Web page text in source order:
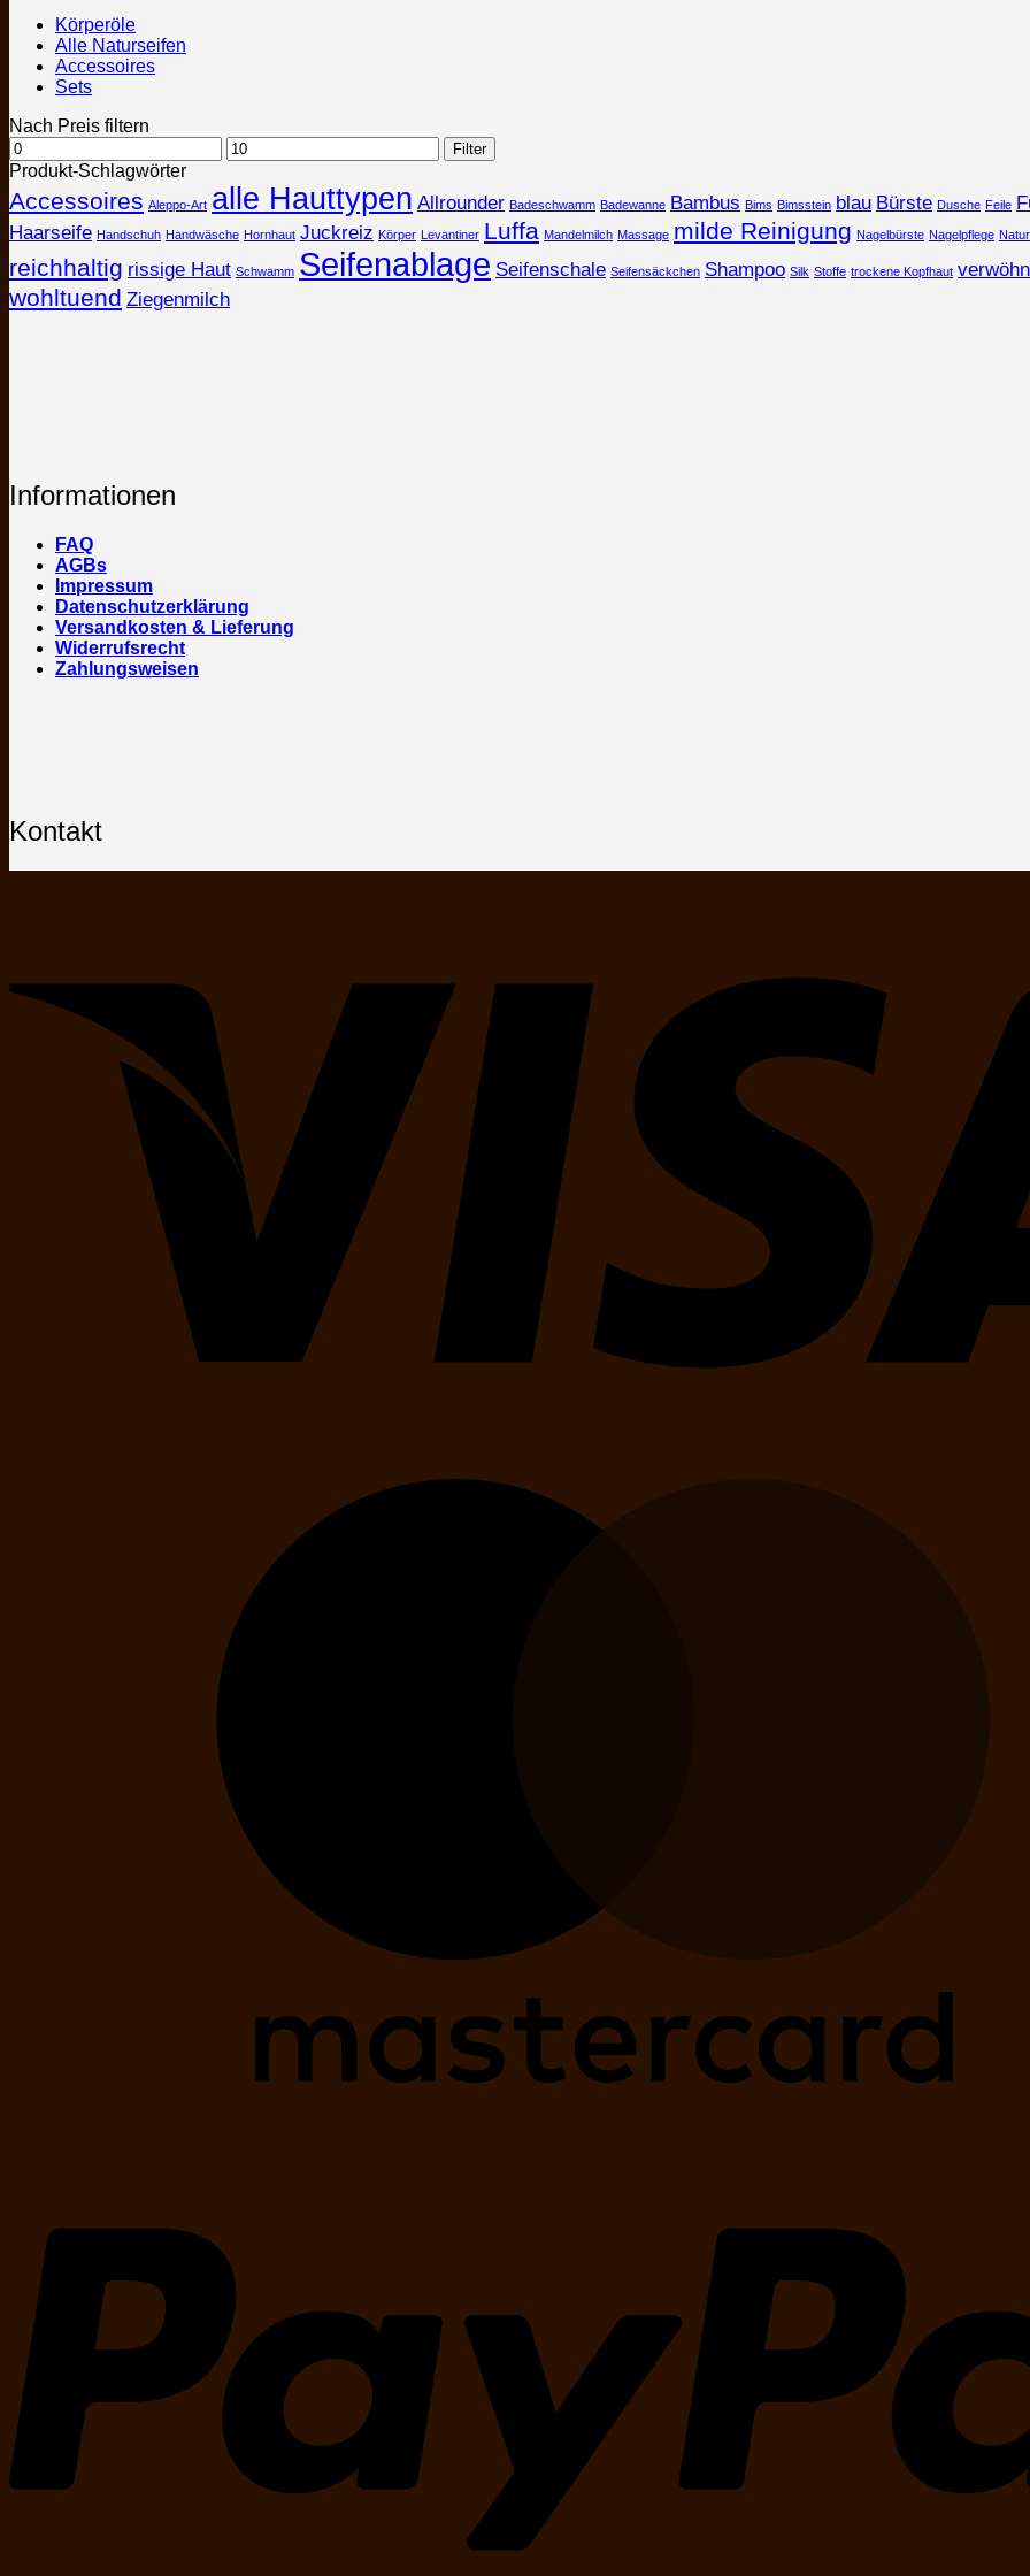
Körperöle
Alle Naturseifen
Accessoires
Sets
Nach Preis filtern
Min.
Preis
Max.
Preis
Filter
Produkt-Schlagwörter
Accessoires Aleppo-Art alle Hauttypen Allrounder Badeschwamm Badewanne Bambus Bims Bimsstein blau Bürste Dusche Feile
Haarseife Handschuh Handwäsche Hornhaut Juckreiz Körper Levantiner Luffa Mandelmilch Massage milde Reinigung Nagelbürste Nagelpflege
reichhaltig rissige Haut Schwamm Seifenablage Seifenschale Seifensäckchen Shampoo Silk Stoffe trockene Kopfhaut
wohltuend Ziegenmilch
Informationen
FAQ
AGBs
Impressum
Datenschutzerklärung
Versandkosten & Lieferung
Widerrufsrecht
Zahlungsweisen
Kontakt